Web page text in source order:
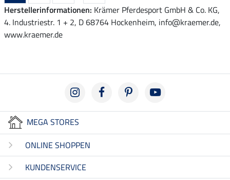
Herstellerinformationen: Krämer Pferdesport GmbH & Co. KG,
4. Industriestr. 1 + 2, D 68764 Hockenheim, info@kraemer.de,
www.kraemer.de
MEGA STORES
ONLINE SHOPPEN
KUNDENSERVICE